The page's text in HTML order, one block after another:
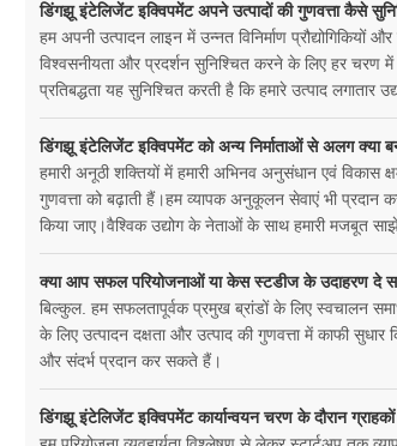
डिंगझू इंटेलिजेंट इक्विपमेंट अपने उत्पादों की गुणवत्ता कैसे
हम अपनी उत्पादन लाइन में उन्नत विनिर्माण
विश्वसनीयता और प्रदर्शन सुनिश्चित करने के लिए हर चरण में
प्रतिबद्धता यह सुनिश्चित करती है कि हमारे उत्पाद लगातार
डिंगझू इंटेलिजेंट इक्विपमेंट को अन्य निर्माताओं से अलग क्या
हमारी अनूठी शक्तियों में हमारी अभिनव अनुसंधान एवं विकास
गुणवत्ता को बढ़ाती हैं।हम व्यापक अनुकूलन सेवाएं भी
किया जाए।वैश्विक उद्योग के नेताओं के साथ हमारी मजबूत
क्या आप सफल परियोजनाओं या केस स्टडीज के उदाहरण दे
बिल्कुल. हम सफलतापूर्वक प्रमुख ब्रांडों के लिए स्वचालन
के लिए उत्पादन दक्षता और उत्पाद की गुणवत्ता में काफी
और संदर्भ प्रदान कर सकते हैं।
डिंगझू इंटेलिजेंट इक्विपमेंट कार्यान्वयन चरण के दौरान